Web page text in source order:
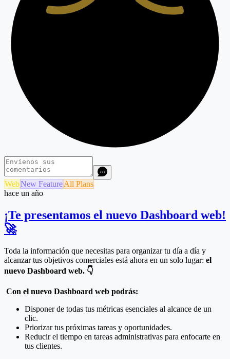
WebNew FeatureAll Plans
hace un año
¡Te presentamos el nuevo Dashboard web!
🚀
Toda la información que necesitas para organizar tu día a día y
alcanzar tus objetivos comerciales está ahora en un solo lugar: el
nuevo Dashboard web. 👇
Con el nuevo Dashboard web podrás:
Disponer de todas tus métricas esenciales al alcance de un
clic.
Priorizar tus próximas tareas y oportunidades.
Reducir el tiempo en tareas administrativas para enfocarte en
tus clientes.